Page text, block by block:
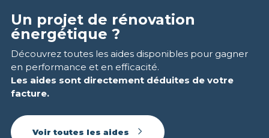
Un projet de rénovation
énergétique ?
Découvrez toutes les aides disponibles pour gagner
en performance et en efficacité.
Les aides sont directement déduites de votre
facture.
Voir toutes les aides